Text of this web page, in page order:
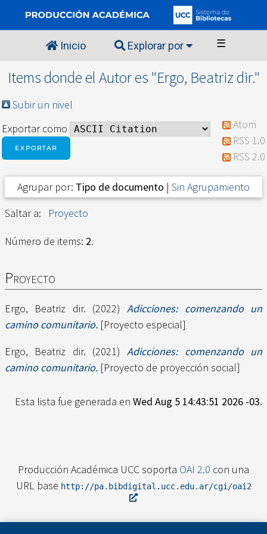
Inicio Explorar por ☰
Items donde el Autor es "Ergo, Beatriz dir."
Subir un nivel
Exportar como
Atom
RSS 1.0
RSS 2.0
Agrupar por: Tipo de documento | Sin Agrupamiento
Saltar a:
Proyecto
Número de items: 2.
Proyecto
Ergo, Beatriz dir. (2022)Adicciones: comenzando un
camino comunitario. [Proyecto especial]
Ergo, Beatriz dir. (2021)Adicciones: comenzando un
camino comunitario. [Proyecto de proyección social]
Esta lista fue generada en Wed Aug 5 14:43:51 2026 -03.
Producción Académica UCC soporta OAI 2.0 con una
URL base http://pa.bibdigital.ucc.edu.ar/cgi/oai2